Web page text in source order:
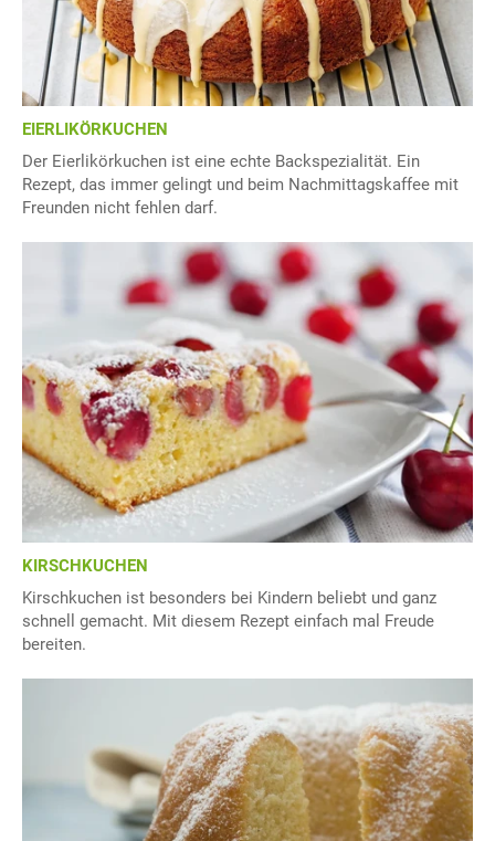
EIERLIKÖRKUCHEN
Der Eierlikörkuchen ist eine echte Backspezialität. Ein
Rezept, das immer gelingt und beim Nachmittagskaffee mit
Freunden nicht fehlen darf.
KIRSCHKUCHEN
Kirschkuchen ist besonders bei Kindern beliebt und ganz
schnell gemacht. Mit diesem Rezept einfach mal Freude
bereiten.